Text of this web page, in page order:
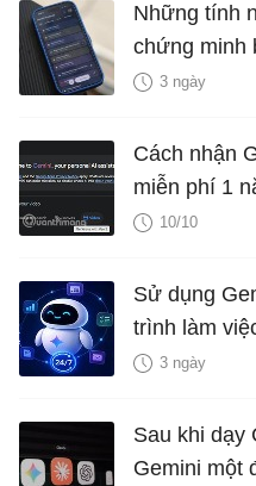
Những tính
chứng minh
toàn sai cách
3 ngày
Cách nhận
miễn phí 1
10/10
Sử dụng
trình làm
3 ngày
Sau khi dạy
Gemini một